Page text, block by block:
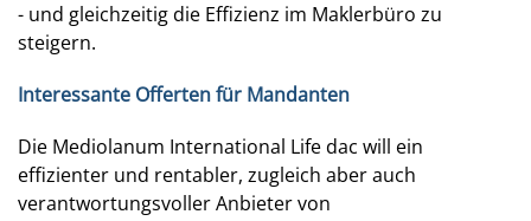
- und gleichzeitig die Effizienz im Maklerbüro zu
steigern.
Interessante Offerten für Mandanten
Die Mediolanum International Life dac will ein
effizienter und rentabler, zugleich aber auch
verantwortungsvoller Anbieter von